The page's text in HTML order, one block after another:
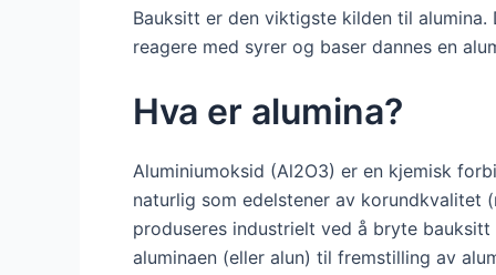
Bauksitt er den viktigste kilden til
reagere med syrer og baser dannes en
Hva er alumina?
Aluminiumoksid (Al2O3) er en kjemisk
naturlig som edelstener av korundkvalitet
produseres industrielt ved å bryte
aluminaen (eller alun) til fremstilling av